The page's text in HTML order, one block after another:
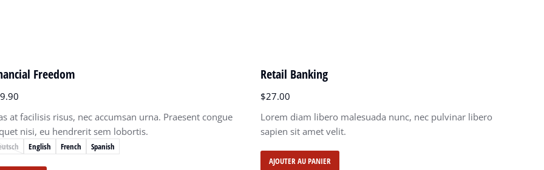
English French Spanish
Freedom
at facilisis risus, nec accumsan urna. Praesent congue
nisi, eu hendrerit sem lobortis.
Retail Banking
$27.00
Lorem diam libero malesuada nunc, nec pulvinar libero
sapien sit amet velit.
AJOUTER AU PANIER